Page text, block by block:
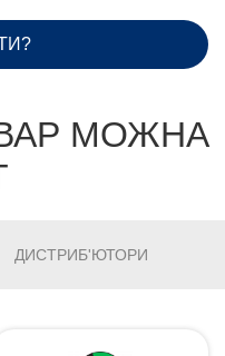
МОЖНА
ДИСТРИБ'ЮТОРИ